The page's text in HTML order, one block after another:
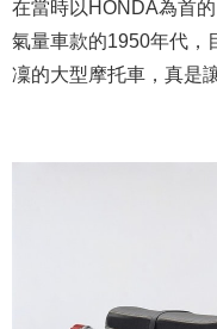
在當時以HONDA為首
氣量車款的1950年代，
凜的大型摩托車，真是